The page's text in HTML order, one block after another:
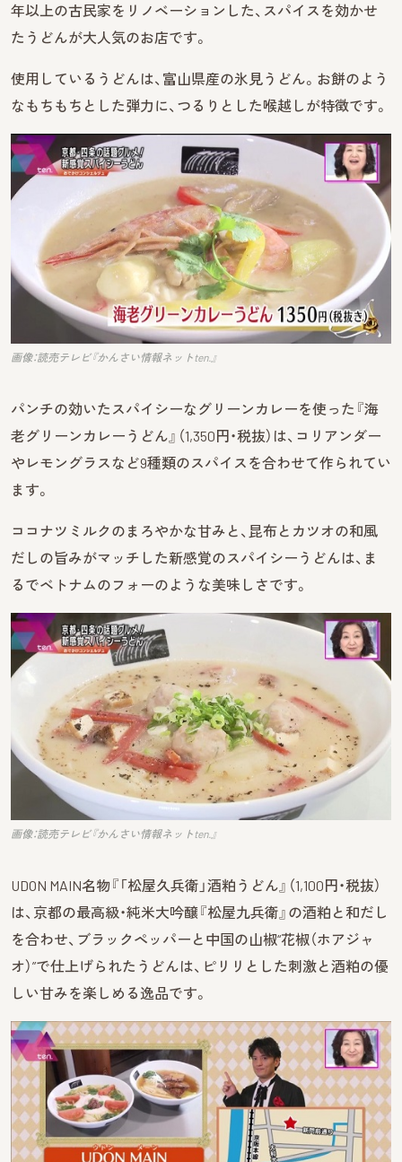
年以上の古民家をリノベーションした、スパイスを効かせ
たうどんが大人気のお店です。
使用しているうどんは、富山県産の氷見うどん。お餅のよう
なもちもちとした弾力に、つるりとした喉越しが特徴です。
画像：読売テレビ『かんさい情報ネットten.』
パンチの効いたスパイシーなグリーンカレーを使った『海
老グリーンカレーうどん』（1,350円・税抜）は、コリアンダー
やレモングラスなど9種類のスパイスを合わせて作られてい
ます。
ココナツミルクのまろやかな甘みと、昆布とカツオの和風
だしの旨みがマッチした新感覚のスパイシーうどんは、ま
るでベトナムのフォーのような美味しさです。
画像：読売テレビ『かんさい情報ネットten.』
UDON MAIN名物『「松屋久兵衛」酒粕うどん』（1,100円・税抜）
は、京都の最高級・純米大吟醸『松屋九兵衛』の酒粕と和だし
を合わせ、ブラックペッパーと中国の山椒“花椒（ホアジャ
オ）”で仕上げられたうどんは、ピリリとした刺激と酒粕の優
しい甘みを楽しめる逸品です。